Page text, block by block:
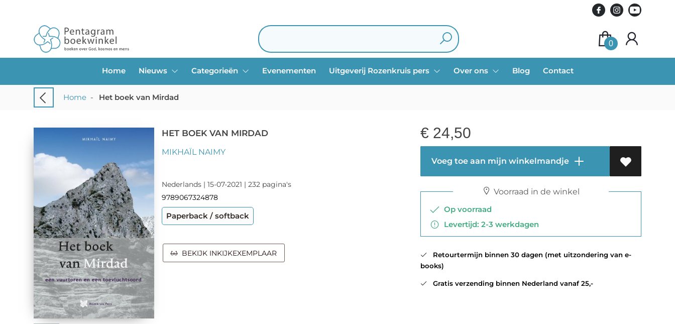
0
Home Nieuws Categorieën Evenementen Uitgeverij Rozenkruis pers Over ons Blog Contact
Home - Het boek van Mirdad
HET BOEK VAN MIRDAD
MIKHAÏL NAIMY
Nederlands | 15-07-2021 | 232 pagina's
9789067324878
Paperback / softback
BEKIJK INKIJKEXEMPLAAR
€ 24,50
Voeg toe aan mijn winkelmandje
Voorraad in de winkel
Op voorraad
Levertijd: 2-3 werkdagen
Retourtermijn binnen 30 dagen (met uitzondering van e-
books)
Gratis verzending binnen Nederland vanaf 25,-